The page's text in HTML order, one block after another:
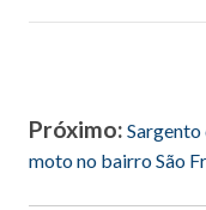
Próximo:
moto no bairro São